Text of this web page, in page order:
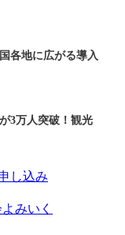
各地に広がる導入
3万人突破！観光